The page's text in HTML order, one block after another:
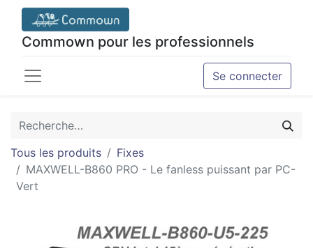
Commown pour les professionnels
Se connecter
Tous les produits
Fixes
MAXWELL-B860 PRO - Le fanless puissant par PC-
Vert